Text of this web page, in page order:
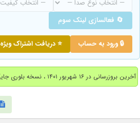
🔄 فعالسازی لینک سوم
🔒 ورود به حساب ⭐ دریافت اشتراک ویژه
آخرین بروزرسانی در ۱۶ شهریور ۱۴۰۱ ، نسخه بلوری جایگزین شد